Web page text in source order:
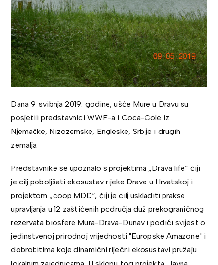
Dana 9. svibnja 2019. godine, ušće Mure u Dravu su
posjetili predstavnici WWF-a i Coca-Cole iz
Njemačke, Nizozemske, Engleske, Srbije i drugih
zemalja.
Predstavnike se upoznalo s projektima „Drava life“ čiji
je cilj poboljšati ekosustav rijeke Drave u Hrvatskoj i
projektom „coop MDD“, čiji je cilj uskladiti prakse
upravljanja u 12 zaštićenih područja duž prekograničnog
rezervata biosfere Mura-Drava-Dunav i podići svijest o
jedinstvenoj prirodnoj vrijednosti "Europske Amazone" i
dobrobitima koje dinamični riječni ekosustavi pružaju